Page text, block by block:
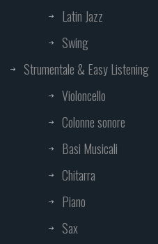
Latin Jazz
Swing
Strumentale & Easy Listening
Violoncello
Colonne sonore
Basi Musicali
Chitarra
Piano
Sax